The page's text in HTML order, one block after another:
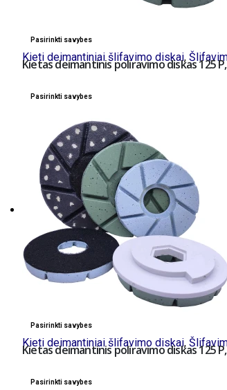
Pasirinkti savybes
Kieti deimantiniai šlifavimo diskai,
Kietas deimantinis poliravimo diskas 125 P,
Pasirinkti savybes
Pasirinkti savybes
Kieti deimantiniai šlifavimo diskai,
Kietas deimantinis poliravimo diskas 125 P,
Pasirinkti savybes